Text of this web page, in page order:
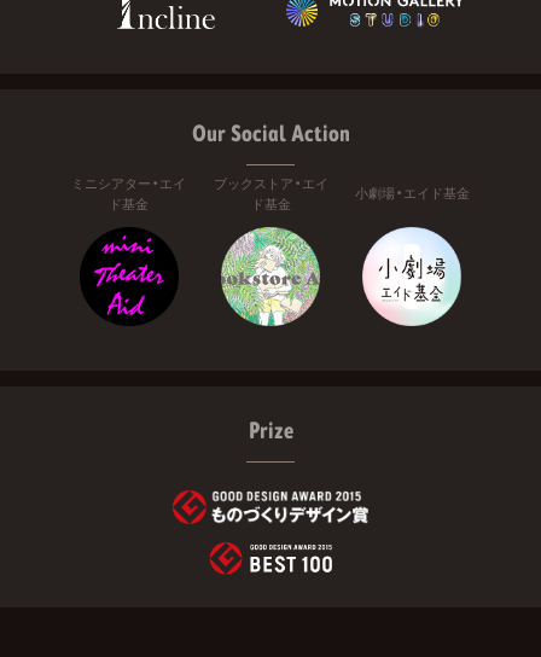
Our Social Action
ミニシアター・エイ
ド基金
ブックストア・エイ
ド基金
小劇場・エイド基金
Prize